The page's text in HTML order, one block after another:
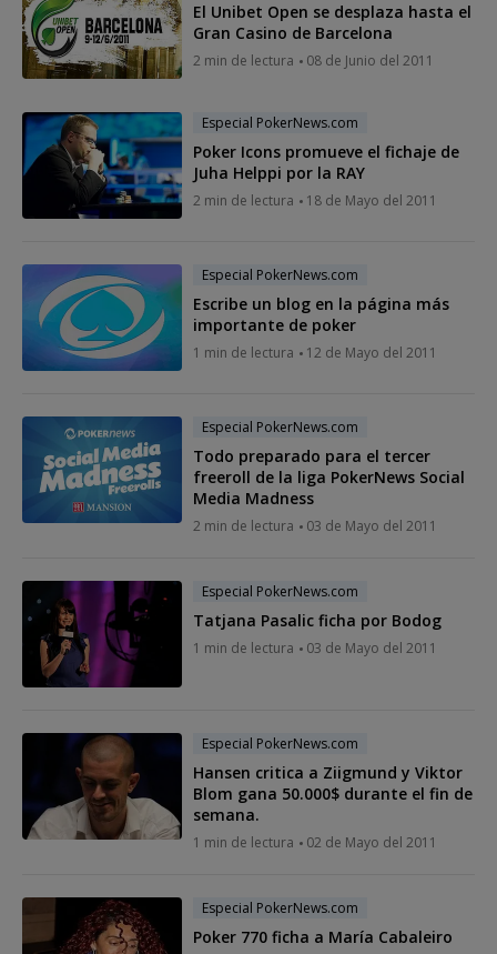
El Unibet Open se desplaza hasta el
Gran Casino de Barcelona
2 min de lectura 08 de Junio del 2011
Especial PokerNews.com
Poker Icons promueve el fichaje de
Juha Helppi por la RAY
2 min de lectura 18 de Mayo del 2011
Especial PokerNews.com
Escribe un blog en la página más
importante de poker
1 min de lectura 12 de Mayo del 2011
Especial PokerNews.com
Todo preparado para el tercer
freeroll de la liga PokerNews Social
Media Madness
2 min de lectura 03 de Mayo del 2011
Especial PokerNews.com
Tatjana Pasalic ficha por Bodog
1 min de lectura 03 de Mayo del 2011
Especial PokerNews.com
Hansen critica a Ziigmund y Viktor
Blom gana 50.000$ durante el fin de
semana.
1 min de lectura 02 de Mayo del 2011
Especial PokerNews.com
Poker 770 ficha a María Cabaleiro